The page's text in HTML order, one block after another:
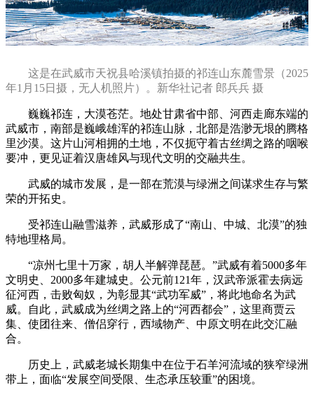
这是在武威市天祝县哈溪镇拍摄的祁连山东麓雪景（2025
年1月15日摄，无人机照片）。新华社记者 郎兵兵 摄
巍巍祁连，大漠苍茫。地处甘肃省中部、河西走廊东端的
武威市，南部是巍峨雄浑的祁连山脉，北部是浩渺无垠的腾格
里沙漠。这片山河相拥的土地，不仅扼守着古丝绸之路的咽喉
要冲，更见证着汉唐雄风与现代文明的交融共生。
武威的城市发展，是一部在荒漠与绿洲之间谋求生存与繁
荣的开拓史。
受祁连山融雪滋养，武威形成了“南山、中城、北漠”的独
特地理格局。
“凉州七里十万家，胡人半解弹琵琶。”武威有着5000多年
文明史、2000多年建城史。公元前121年，汉武帝派霍去病远
征河西，击败匈奴，为彰显其“武功军威”，将此地命名为武
威。自此，武威成为丝绸之路上的“河西都会”，这里商贾云
集、使团往来、僧侣穿行，西域物产、中原文明在此交汇融
合。
历史上，武威老城长期集中在位于石羊河流域的狭窄绿洲
带上，面临“发展空间受限、生态承压较重”的困境。